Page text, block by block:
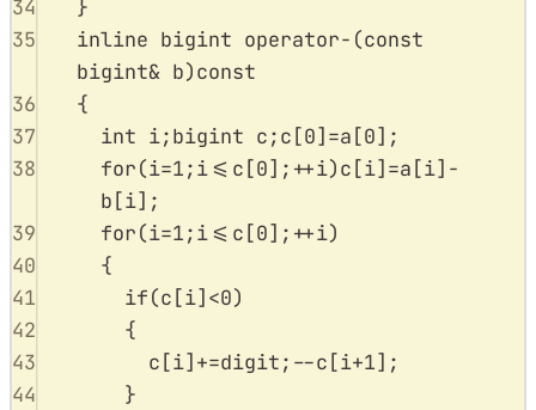
34
}
35
inline bigint operator- (const
bigint& b)const
36
{
37
int i;bigint c;c [0] =a [0];
38
for(i=1;i<= c [0]; ++i)c [i] =a [i] -
b [i];
39
for(i=1;i<= c [0]; ++i)
40
{
41
if(c [i] <0)
42
{
43
c [i] +=digit; --c [i+1];
44
}